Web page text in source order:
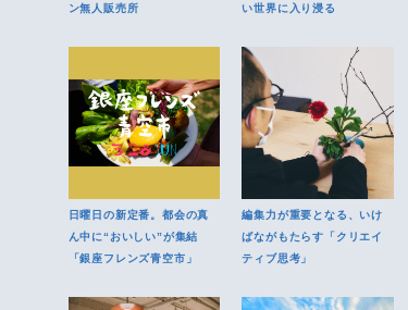
ン無人販売所
い世界に入り浸る
日曜日の新定番。都会の真
ん中に“おいしい”が集結
「銀座フレンズ青空市」
編集力が重要となる、いけ
ばながもたらす「クリエイ
ティブ思考」